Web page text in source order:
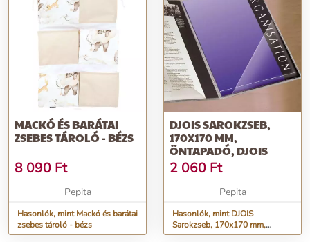
MACKÓ ÉS BARÁTAI
ZSEBES TÁROLÓ - BÉZS
8 090 Ft
Pepita
Hasonlók, mint Mackó és barátai
zsebes tároló - bézs
DJOIS SAROKZSEB,
170X170 MM,
ÖNTAPADÓ, DJOIS
2 060 Ft
Pepita
Hasonlók, mint DJOIS
Sarokzseb, 170x170 mm,
öntapadó, DJOIS